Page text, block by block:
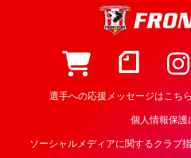
選手への応援メッセージはこちら
個人情報保護
ソーシャルメディアに関するクラブ